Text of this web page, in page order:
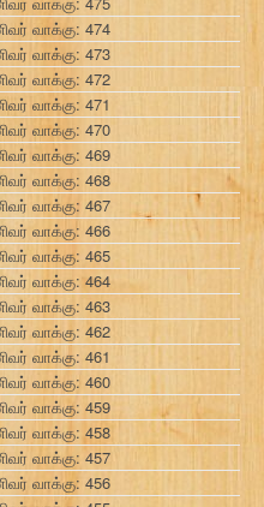
வாக்கு: 474
வாக்கு: 473
வாக்கு: 472
வாக்கு: 471
வாக்கு: 470
வாக்கு: 469
வாக்கு: 468
வாக்கு: 467
வாக்கு: 466
வாக்கு: 465
வாக்கு: 464
வாக்கு: 463
வாக்கு: 462
வாக்கு: 461
வாக்கு: 460
வாக்கு: 459
வாக்கு: 458
வாக்கு: 457
வாக்கு: 456